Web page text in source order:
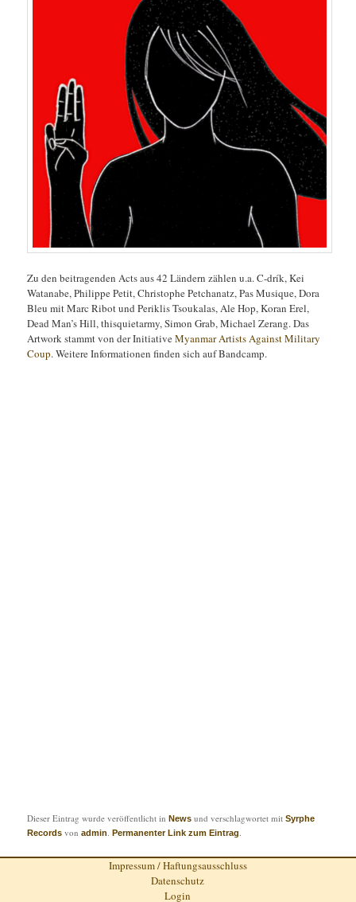
Zu den beitragenden Acts aus 42 Ländern zählen u.a. C-drík, Kei
Watanabe, Philippe Petit, Christophe Petchanatz, Pas Musique, Dora
Bleu mit Marc Ribot und Periklis Tsoukalas, Ale Hop, Koran Erel,
Dead Man’s Hill, thisquietarmy, Simon Grab, Michael Zerang. Das
Artwork stammt von der InitiativeMyanmar Artists Against Military
Coup. Weitere Informationen finden sich auf Bandcamp.
Dieser Eintrag wurde veröffentlicht inNews und verschlagwortet mitSyrphe
Records vonadmin .Permanenter Link zum Eintrag
Impressum / Haftungsausschluss
Datenschutz
Login